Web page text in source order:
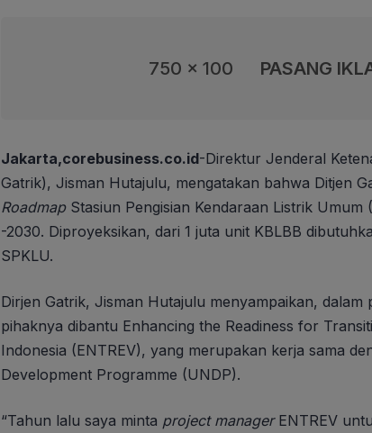
750 x 100 PASANG
Jakarta,corebusiness.co.id-Direktur Jenderal
Gatrik), Jisman Hutajulu, mengatakan bahwa Ditjen
Roadmap Stasiun Pengisian Kendaraan Listrik Umum
-2030. Diproyeksikan, dari 1 juta unit KBLBB
SPKLU.
Dirjen Gatrik, Jisman Hutajulu menyampaikan, dalam
pihaknya dibantu Enhancing the Readiness for
Indonesia (ENTREV), yang merupakan kerja sama
Development Programme (UNDP).
“Tahun lalu saya minta project managerENTREV